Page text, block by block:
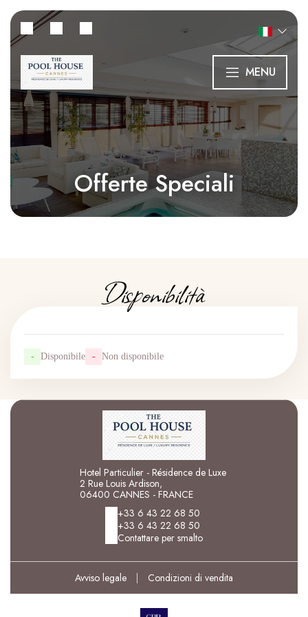
MENU
Offerte Speciali
Disponibilità
- Disponibile - Non disponibile
Hotel Particulier - Résidence de Luxe
2 Rue Louis Ardison,
06400 CANNES - FRANCE
+33 6 43 22 68 50
+33 6 43 22 68 50
Contattare per smalto
Avviso legale | Condizioni di vendita